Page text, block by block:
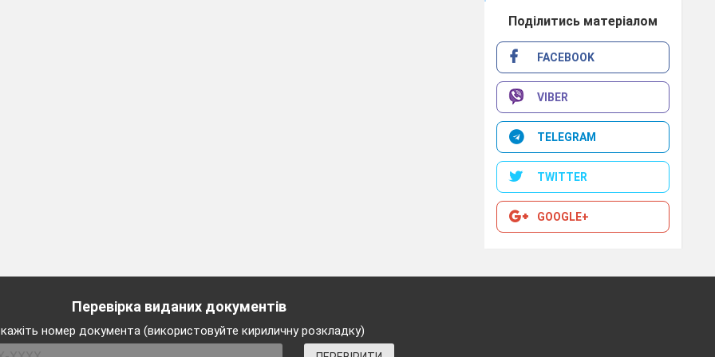
реквізит. 4 гравців із вашої команди отримують по 2 літери на
дівчата їх відгадують і вибудовують слово з літер, які
Поділитись матеріалом
FACEBOOK
VIBER
TELEGRAM
TWITTER
GOOGLE+
Перевірка виданих документів
номер документа (використовуйте кириличну розкладку)